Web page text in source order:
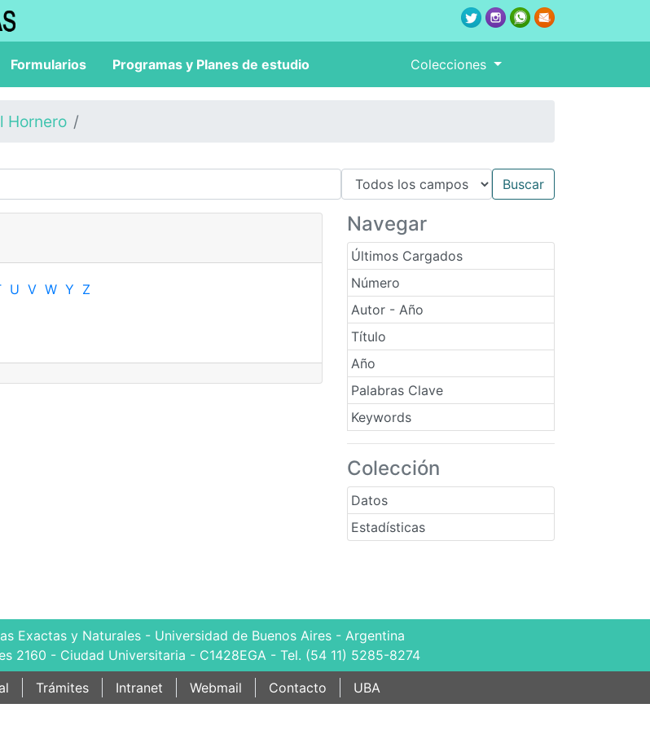
Formularios Programas y Planes de estudio Colecciones
Hornero
Navegar
Últimos Cargados
Número
Autor - Año
Título
Año
Palabras Clave
Keywords
Colección
Datos
Estadísticas
U V W Y Z
Exactas y Naturales - Universidad de Buenos Aires - Argentina
2160 - Ciudad Universitaria - C1428EGA - Tel. (54 11) 5285-8274
Trámites Intranet Webmail Contacto UBA